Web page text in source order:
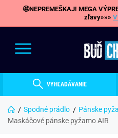
🤩NEPREMEŠKAJ! MEGA
zľavy»»»
VYHĽADÁVANIE
Spodné prádlo
Pánske
Maskáčové pánske pyžamo AIR